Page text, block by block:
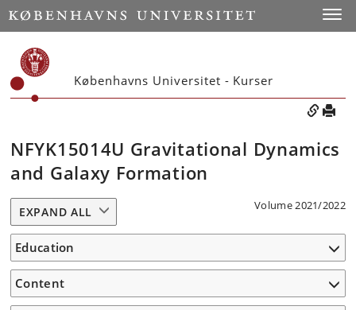
Københavns Universitet - Kurser
NFYK15014U Gravitational Dynamics
and Galaxy Formation
Volume 2021/2022
EXPAND ALL
Education
Content